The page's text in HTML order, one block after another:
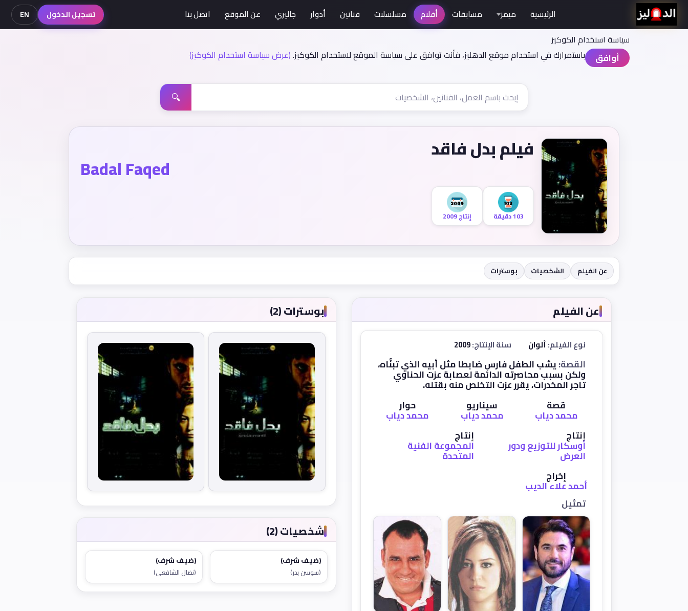
سياسة اسنخدام الكوكيز
أوافق
باستمرارك في استخدام موقع الدهليز، فأنت توافق على سياسة الموقع لاستخدام الكوكيز.(عرض سياسة استخدام الكوكيز)
الرئيسية ميمز مسابقات أفلام مسلسلات فنانين أدوار جاليري عن الموقع اتصل بنا تسجيل الدخول EN
🔍
فيلم بدل فاقد
Badal Faqed
103 دقيقة إنتاج 2009
عن الفيلم الشخصيات بوسترات
عن الفيلم
نوع الفيلم:ألوان سنة الإنتاج:2009
القصة:يشب الطفل فارس ضابطًا مثل أبيه الذي تبنَّاه،
ولكن بسبب محاصرته الدائمة لعصابة عزت الحناوي
تاجر المخدرات، يقرر عزت التخلص منه بقتله.
قصة
محمد دياب
سيناريو
محمد دياب
حوار
محمد دياب
إنتاج
أوسكار للتوزيع ودور
العرض
إنتاج
المجموعة الفنية
المتحدة
إخراج
أحمد علاء الديب
تمثيل
بوسترات (2)
شخصيات (2)
(ضيف شرف)
(سوسن بدر)
(ضيف شرف)
(نضال الشافعي)